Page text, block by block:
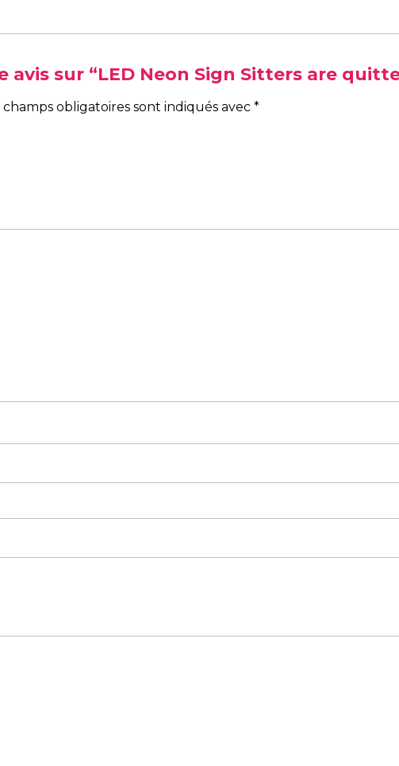
avis sur “LED Neon Sign Sitters are
champs obligatoires sont indiqués avec *